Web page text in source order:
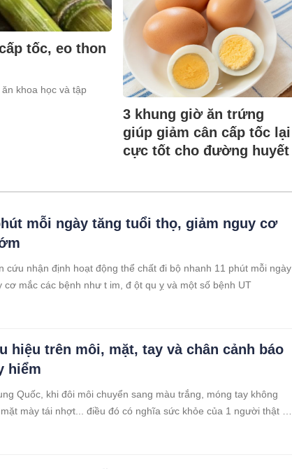
tốc, eo thon
khoa học và tập
3 khung giờ ăn trứng
giúp giảm cân cấp tốc lại
cực tốt cho đường huyết
mỗi ngày tăng tuổi thọ, giảm nguy cơ
cứu nhận định hoạt động thể chất đi bộ nhanh 11 phút mỗi ngày
cơ mắc các bệnh như t im, đ ột qu ỵ và một số bệnh UT
hiệu trên môi, mặt, tay và chân cảnh báo
hiểm
Quốc, khi đôi môi chuyển sang màu trắng, móng tay không
mày tái nhợt... điều đó có nghĩa sức khỏe của 1 người thật sự